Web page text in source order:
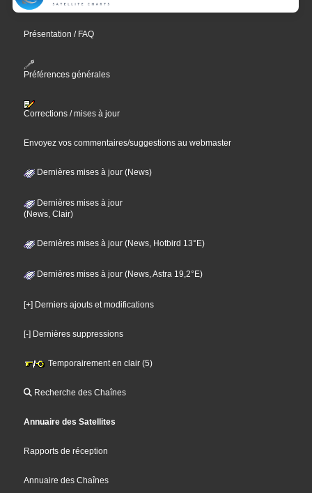
Présentation / FAQ
Préférences générales
Corrections / mises à jour
Envoyez vos commentaires/suggestions au webmaster
Dernières mises à jour (News)
Dernières mises à jour
(News, Clair)
Dernières mises à jour (News, Hotbird 13°E)
Dernières mises à jour (News, Astra 19,2°E)
[+] Derniers ajouts et modifications
[-] Dernières suppressions
Temporairement en clair (5)
Recherche des Chaînes
Annuaire des Satellites
Rapports de réception
Annuaire des Chaînes